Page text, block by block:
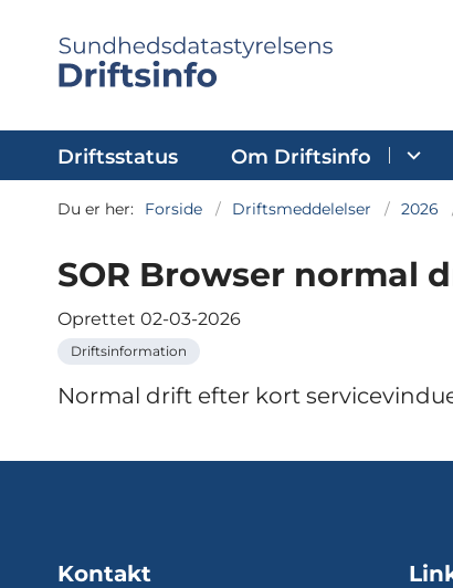
Driftsstatus Om Driftsinfo
Du er her: Forside Driftsmeddelelser 2026
SOR Browser normal
Oprettet 02-03-2026
Driftsinformation
Normal drift efter kort
Kontakt